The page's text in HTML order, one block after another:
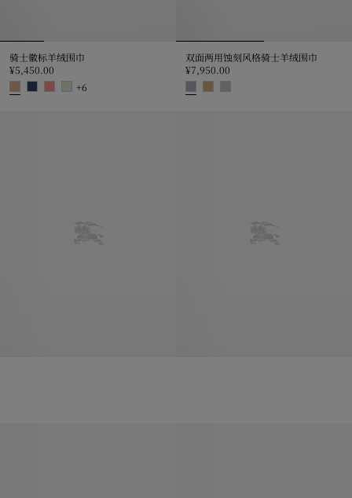
骑士徽标羊绒围巾
¥5,450.00
+6
双面两用蚀刻风格骑士羊绒围巾
¥7,950.00